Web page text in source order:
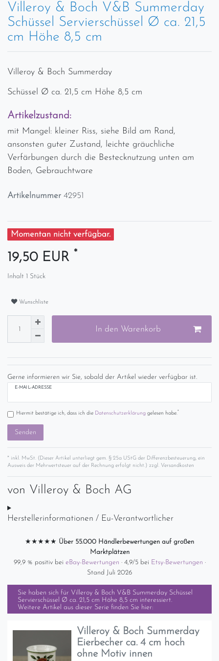
Villeroy & Boch V&B Summerday
Schüssel Servierschüssel Ø ca. 21,5
cm Höhe 8,5 cm
Villeroy & Boch Summerday
Schüssel Ø ca. 21,5 cm Höhe 8,5 cm
Artikelzustand:
mit Mangel: kleiner Riss, siehe Bild am Rand,
ansonsten guter Zustand, leichte gräuchliche
Verfärbungen durch die Bestecknutzung unten am
Boden, Gebrauchtware
Artikelnummer 42951
Momentan nicht verfügbar.
19,50 EUR *
Inhalt 1 Stück
Wunschliste
In den Warenkorb
Gerne informieren wir Sie, sobald der Artikel wieder verfügbar ist.
E-MAIL-ADRESSE
Hiermit bestätige ich, dass ich die Daten­schutz­erklärunggelesen habe.*
Senden
* inkl. MwSt. (Dieser Artikel unterliegt gem. § 25a UStG der Differenzbesteuerung, ein
Ausweis der Mehrwertsteuer auf der Rechnung erfolgt nicht.) zzgl. Versandkosten
von Villeroy & Boch AG
Herstellerinformationen / Eu-Verantwortlicher
★★★★★ Über 55.000 Händlerbewertungen auf großen
Marktplätzen
99,9 % positiv bei eBay-Bewertungen · 4,9/5 bei Etsy-Bewertungen ·
Stand Juli 2026
Sie haben sich für Villeroy & Boch V&B Summerday Schüssel
Servierschüssel Ø ca. 21,5 cm Höhe 8,5 cm interessiert.
Weitere Artikel aus dieser Serie finden Sie hier:
Villeroy & Boch Summerday
Eierbecher ca. 4 cm hoch
ohne Motiv innen